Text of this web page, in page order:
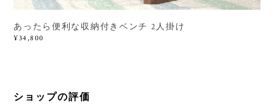
あったら便利な収納付きベンチ 2人掛け
¥34,800
ショップの評価